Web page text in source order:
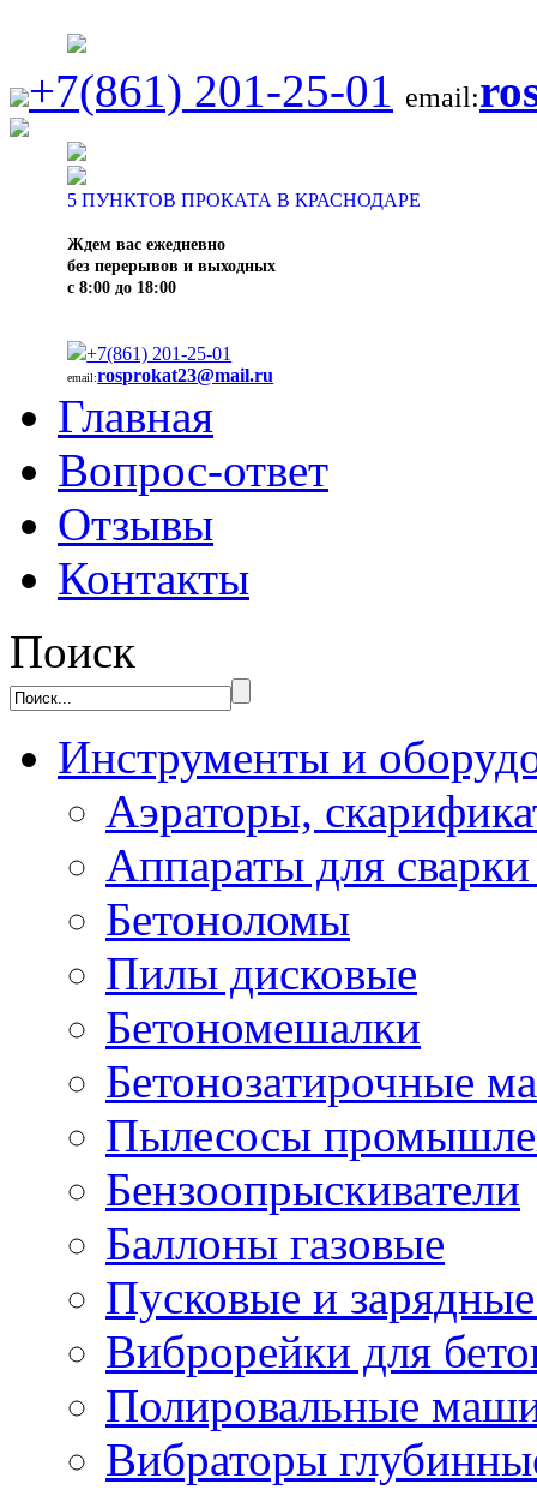
+7(861) 201-25-01 email:
5 ПУНКТОВ ПРОКАТА В КРАСНОДАРЕ
Ждем вас ежедневно
без перерывов и выходных
с 8:00 до 18:00
+7(861) 201-25-01
email:rosprokat23@mail.ru
Главная
Вопрос-ответ
Отзывы
Контакты
Поиск
Инструменты и
Аэраторы,
Аппараты для
Бетоноломы
Пилы дисковые
Бетономешалки
Бетонозатирочные
Пылесосы
Бензоопрыскиватели
Баллоны газовые
Пусковые и
Виброрейки для
Полировальные
Вибраторы